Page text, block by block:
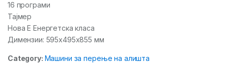
16 програми
Тајмер
Нова Е Енергетска класа
Димензии: 595x495x855 мм
Category: Машини за перење на алишта